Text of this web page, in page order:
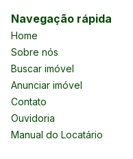
Navegação rápida
Home
Sobre nós
Buscar imóvel
Anunciar imóvel
Contato
Ouvidoria
Manual do Locatário